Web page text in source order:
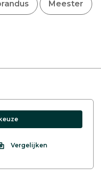
Meester
Vergelijken